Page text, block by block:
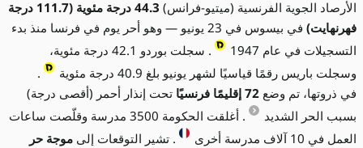
الأرصاد الجوية الفرنسية (ميتيو-فرانس)
44.3 درجة مئوية (111.7 درجة
فهرنهايت)
في بيسوس في 23 يونيو — وهو أحر يوم في فرنسا منذ بدء
التسجيلات في عام 1947
. سجلت بوردو 42.1 درجة مئوية،
وسجلت باريس رقمًا قياسيًا لشهر يونيو بلغ 40.9 درجة مئوية
.
في ذروتها، تم وضع 72 إقليمًا فرنسيًا
تحت إنذار أحمر (أقصى درجة)
بسبب الحر الشديد
. أغلقت الحكومة 3500 مدرسة وقلّصت ساعات
العمل في 10 آلاف مدرسة أخرى
. تشير التوقعات إلىموجة حر